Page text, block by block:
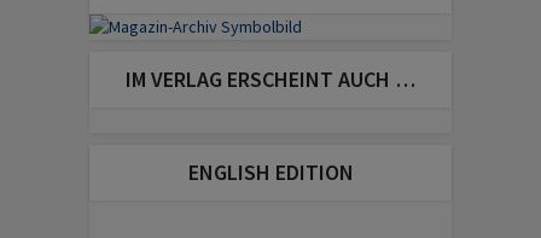
IM VERLAG ERSCHEINT AUCH …
ENGLISH EDITION